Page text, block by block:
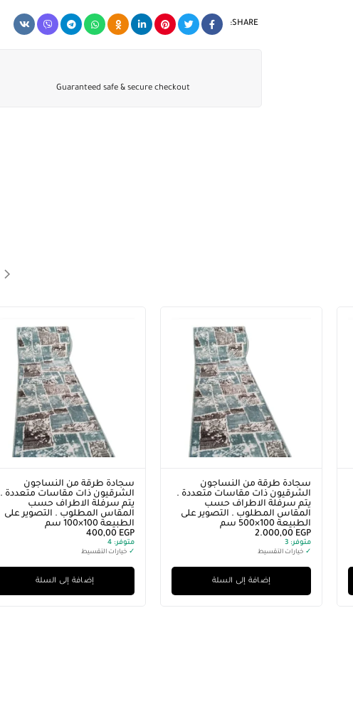
SHARE:
Guaranteed safe & secure checkout
سجادة طرقة من النساجون
الشرقيون ذات مقاسات متعددة .
يتم سرفلة الاطراف حسب
المقاس المطلوب . التصوير على
الطبيعة 100×500 سم
2.000,00 EGP
متوفر:
✓ خيارات التقسيط
إضافة إلى السلة
سجادة طرقة من النساجون
الشرقيون ذات مقاسات متعددة .
يتم سرفلة الاطراف حسب
المقاس المطلوب . التصوير على
الطبيعة 100×100 سم
400,00 EGP
متوفر:
✓ خيارات التقسيط
إضافة إلى السلة